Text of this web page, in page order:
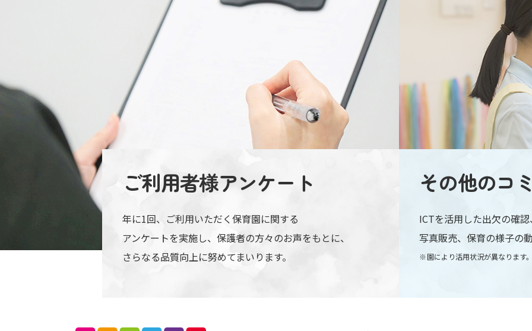
ご利用者様アンケート
年に1回、ご利用いただく保育園に関する
アンケートを実施し、保護者の方々のお声をもとに、
さらなる品質向上に努めてまいります。
その他のコ
ICTを活用した出欠の確
写真販売、保育の様子の
園により活用状況が異なります